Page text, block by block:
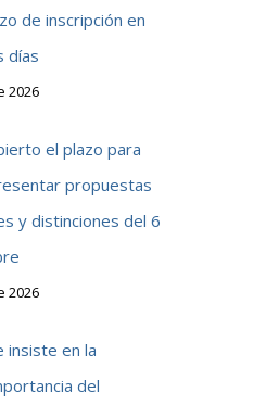
de inscripción en
días
2026
el plazo para
propuestas
y distinciones del 6
2026
insiste en la
del